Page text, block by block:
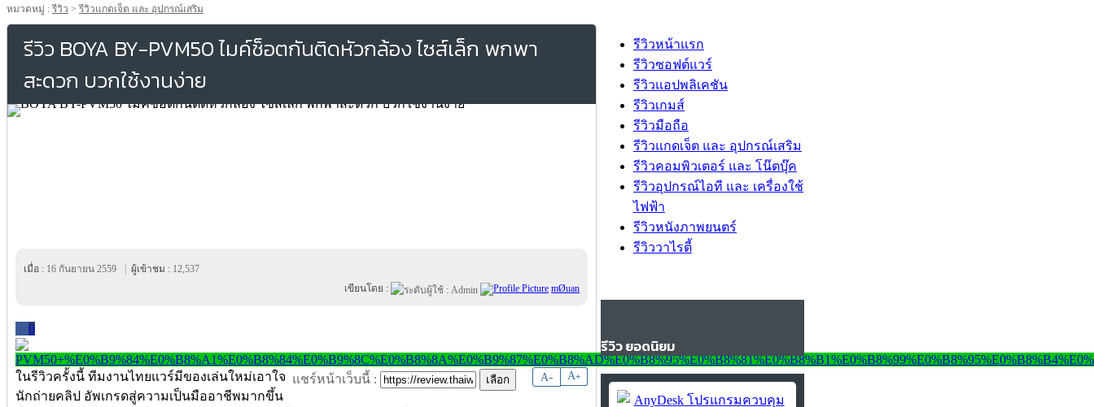
หมวดหมู่ :รีวิว >รีวิวแกดเจ็ต และ อุปกรณ์เสริม
รีวิว BOYA BY-PVM50 ไมค์ช็อตกันติดหัวกล้อง ไซส์เล็ก พกพา
สะดวก บวกใช้งานง่าย
เมื่อ : 16 กันยายน 2559 ผู้เข้าชม : 12,537
เขียนโดย :
mØuan
0
A- A+
แชร์หน้าเว็บนี้ :
ในรีวิวครั้งนี้ ทีมงานไทยแวร์มีของเล่นใหม่เอาใจ
นักถ่ายคลิป อัพเกรดสู่ความเป็นมืออาชีพมากขึ้น
รีวิวหน้าแรก
รีวิวซอฟต์แวร์
รีวิวแอปพลิเคชัน
รีวิวเกมส์
รีวิวมือถือ
รีวิวแกดเจ็ต และ อุปกรณ์เสริม
รีวิวคอมพิวเตอร์ และ โน๊ตบุ๊ค
รีวิวอุปกรณ์ไอที และ เครื่องใช้
ไฟฟ้า
รีวิวหนังภาพยนตร์
รีวิววาไรตี้
รีวิว ยอดนิยม